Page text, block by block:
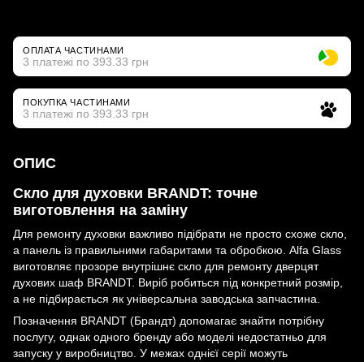
ОПЛАТА ЧАСТИНАМИ
3 платежі по 393.33 грн
ПОКУПКА ЧАСТИНАМИ
3 платежі по 393.33 грн
ОПИС
Скло для духовки BRANDT: точне
виготовлення на заміну
Для ремонту духовки важливо підібрати не просто схоже скло,
а панель із правильними габаритами та обробкою. Alfa Glass
виготовляє прозоре внутрішнє скло для ремонту дверцят
духових шаф BRANDT. Виріб робиться під конкретний розмір,
а не підбирається як універсальна заводська запчастина.
Позначення BRANDT (Брандт) допомагає знайти потрібну
послугу, однак одного бренду або моделі недостатньо для
запуску у виробництво. У межах однієї серії можуть